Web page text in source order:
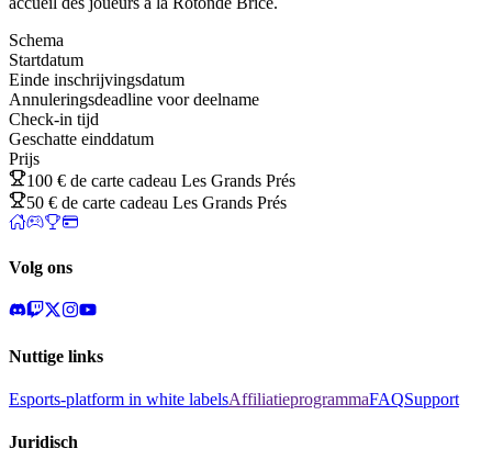
Schema
Startdatum
Einde inschrijvingsdatum
Annuleringsdeadline voor deelname
Check-in tijd
Geschatte einddatum
Prijs
100 € de carte cadeau Les Grands Prés
50 € de carte cadeau Les Grands Prés
Volg ons
Nuttige links
Esports-platform in white labelsAffiliatieprogrammaFAQSupport
Juridisch